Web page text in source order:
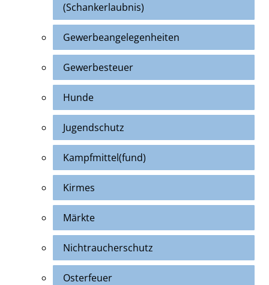
(Schankerlaubnis)
Gewerbeangelegenheiten
Gewerbesteuer
Hunde
Jugendschutz
Kampfmittel(fund)
Kirmes
Märkte
Nichtraucherschutz
Osterfeuer